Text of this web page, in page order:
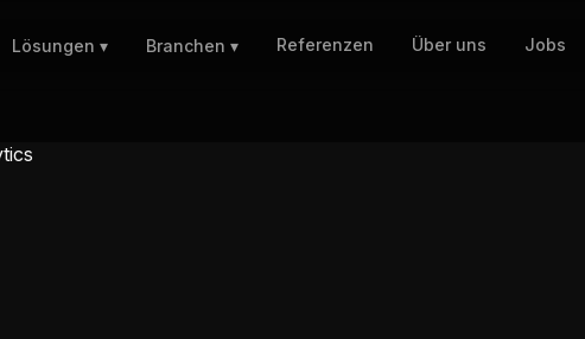
Lösungen ▾ Branchen ▾ Referenzen Über uns Jobs